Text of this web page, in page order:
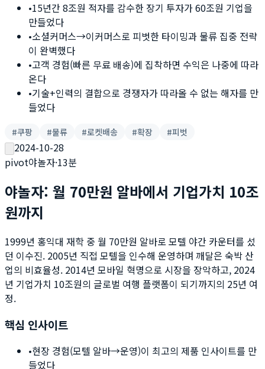
•15년간 8조원 적자를 감수한 장기 투자가 60조원 기업을
만들었다
•소셜커머스→이커머스로 피벗한 타이밍과 물류 집중 전략
이 완벽했다
•고객 경험(빠른 무료 배송)에 집착하면 수익은 나중에 따라
온다
•기술+인력의 결합으로 경쟁자가 따라올 수 없는 해자를 만
들었다
#쿠팡 #물류 #로켓배송 #확장 #피벗
2024-10-28
pivot야놀자·13분
야놀자: 월 70만원 알바에서 기업가치 10조
원까지
1999년 홍익대 재학 중 월 70만원 알바로 모텔 야간 카운터를 섰
던 이수진. 2005년 직접 모텔을 인수해 운영하며 깨달은 숙박 산
업의 비효율성. 2014년 모바일 혁명으로 시장을 장악하고, 2024
년 기업가치 10조원의 글로벌 여행 플랫폼이 되기까지의 25년 여
정.
핵심 인사이트
•현장 경험(모텔 알바→운영)이 최고의 제품 인사이트를 만
들었다